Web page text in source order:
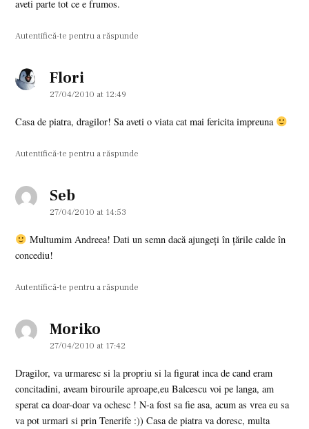
aveti parte tot ce e frumos.
Autentifică-te pentru a răspunde
Florisays:
27/04/2010 at 12:49
Casa de piatra, dragilor! Sa aveti o viata cat mai fericita impreuna
Autentifică-te pentru a răspunde
Sebsays:
27/04/2010 at 14:53
Multumim Andreea! Dati un semn dacă ajungeţi în ţările calde în
concediu!
Autentifică-te pentru a răspunde
Morikosays:
27/04/2010 at 17:42
Dragilor, va urmaresc si la propriu si la figurat inca de cand eram
concitadini, aveam birourile aproape,eu Balcescu voi pe langa, am
sperat ca doar-doar va ochesc ! N-a fost sa fie asa, acum as vrea eu sa
va pot urmari si prin Tenerife :)) Casa de piatra va doresc, multa